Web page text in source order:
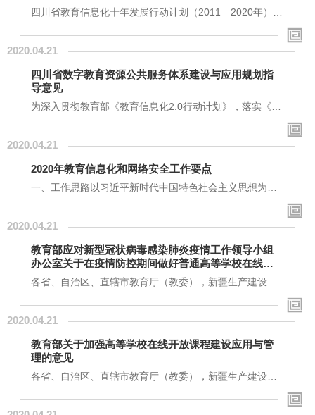
四川省教育信息化十年发展行动计划（2011—2020年）？
教兴川战略，以教育信息化带动教育现代化，加快四川教
育改革创新步伐，提升四川教育质量水平，更好地服务国
家教育信息化十年发展规划（2011-2020年）》和《四川
省中长期教育改革和发展规划纲要（2010-2020）》精
神，结合四川实际，制定本《行动计划》。？前？ 言？进
2020.04.21
四川省数字教育资源公共服务体系建设与应用规划指
导意见
为深入贯彻教育部《教育信息化2.0行动计划》，落实《关
实现新时期我省教育信息化“三全两高一大”发展目标，为
加强指导和规范我省各级数字教育资源建设与应用，结合
立足建成“联接全国、覆盖全省、互联互通、用户统一、共
享共治、协同服务”的具有四川特色、适应教育现代化发展
2020.04.21
2020年教育信息化和网络安全工作要点
一、工作思路以习近平新时代中国特色社会主义思想为指
全会精神，全面贯彻习近平总书记致国际人工智能与教育
大会贺信精神，围绕加快教育现代化、建设教育强国、办
引领发展”为原则，坚持稳中求进工作总基调，全面完成教
育信息化规划目标，深入推进《教育信息化2.0行动计
划》，实施好“加快推进教育信息化攻坚行动”，...
2020.04.21
教育部应对新型冠状病毒感染肺炎疫情工作领导小组
办公室关于在疫情防控期间做好普通高等学校在线教
学组织与管理工作的指导意见
各省、自治区、直辖市教育厅（教委），新疆生产建设兵
学校、部省合建各高等学校，各教育部高等学校教学指导
委员会、有关在线课程平台单位：为贯彻落实习近平总书
状病毒感染肺炎疫情对高校的正常开学和课堂教学造成的
影响，根据《教育部应对疫情工作领导小组工作方案（试
行）》要求，现就在疫情防控期间高等学校在线教学...
2020.04.21
教育部关于加强高等学校在线开放课程建设应用与管
理的意见
各省、自治区、直辖市教育厅（教委），新疆生产建设兵
校：近年来，大规模在线开放课程（“慕课”）等新型在线